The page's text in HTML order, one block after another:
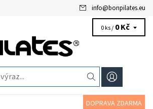
info@bonpilates.eu
0 ks / 0 Kč
DOPRAVA ZDARMA